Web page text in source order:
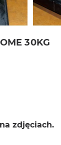
30KG
zdjęciach.